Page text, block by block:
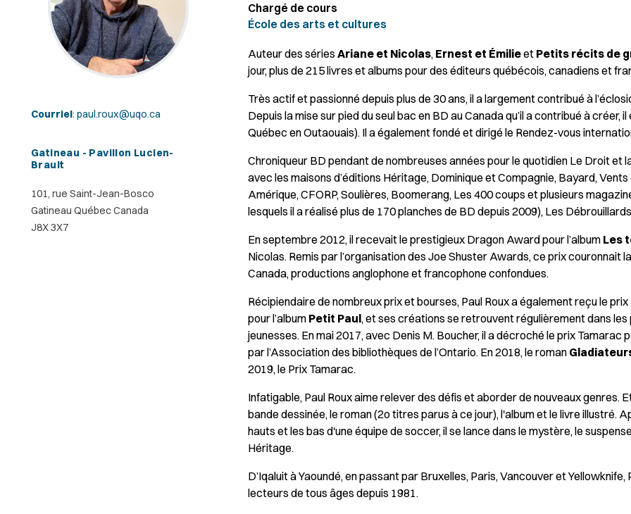
Courriel: paul.roux@uqo.ca
Gatineau - Pavillon Lucien-
Brault
101, rue Saint-Jean-Bosco
Gatineau Québec Canada
J8X 3X7
Chargé de cours
École des arts et cultures
Auteur des séries Ariane et Nicolas, Ernest et Émilieet Petits récits de
jour, plus de 215 livres et albums pour des éditeurs québécois, canadiens et
Très actif et passionné depuis plus de 30 ans, il a largement contribué à
Depuis la mise sur pied du seul bac en BD au Canada qu’il a contribué à créer,
Québec en Outaouais). Il a également fondé et dirigé le Rendez-vous
Chroniqueur BD pendant de nombreuses années pour le quotidien Le Droit et
avec les maisons d’éditions Héritage, Dominique et Compagnie, Bayard,
Amérique, CFORP, Soulières, Boomerang, Les 400 coups et plusieurs
lesquels il a réalisé plus de 170 planches de BD depuis 2009), Les
En septembre 2012, il recevait le prestigieux Dragon Award pour l’album Les
Nicolas. Remis par l’organisation des Joe Shuster Awards, ce prix couronnait
Canada, productions anglophone et francophone confondues.
Récipiendaire de nombreux prix et bourses, Paul Roux a également reçu le
pour l’album Petit Paul, et ses créations se retrouvent régulièrement dans
jeunesses. En mai 2017, avec Denis M. Boucher, il a décroché le prix Tamarac
par l’Association des bibliothèques de l’Ontario. En 2018, le roman
2019, le Prix Tamarac.
Infatigable, Paul Roux aime relever des défis et aborder de nouveaux genres.
bande dessinée, le roman (2o titres parus à ce jour), l'album et le livre illustré.
hauts et les bas d'une équipe de soccer, il se lance dans le mystère, le
Héritage.
D’Iqaluit à Yaoundé, en passant par Bruxelles, Paris, Vancouver et
lecteurs de tous âges depuis 1981.